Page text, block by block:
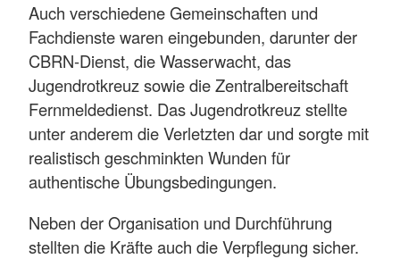
Auch verschiedene Gemeinschaften und
Fachdienste waren eingebunden, darunter der
CBRN-Dienst, die Wasserwacht, das
Jugendrotkreuz sowie die Zentralbereitschaft
Fernmeldedienst. Das Jugendrotkreuz stellte
unter anderem die Verletzten dar und sorgte mit
realistisch geschminkten Wunden für
authentische Übungsbedingungen.
Neben der Organisation und Durchführung
stellten die Kräfte auch die Verpflegung sicher.